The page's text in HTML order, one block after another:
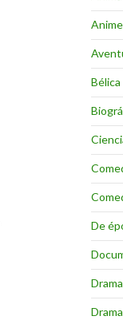
Anime
Bélica
De
Drama